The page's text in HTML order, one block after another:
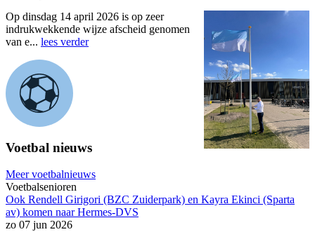
Op dinsdag 14 april 2026 is op zeer
indrukwekkende wijze afscheid genomen
van e... lees verder
Voetbal nieuws
Meer voetbalnieuws
Voetbalsenioren
Ook Rendell Girigori (BZC Zuiderpark) en Kayra Ekinci (Sparta
av) komen naar Hermes-DVS
zo 07 jun 2026